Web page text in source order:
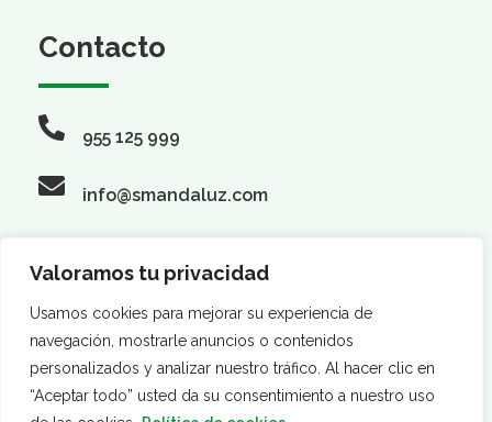
Valoramos tu privacidad
Usamos cookies para mejorar su experiencia de
navegación, mostrarle anuncios o contenidos
personalizados y analizar nuestro tráfico. Al hacer clic en
“Aceptar todo” usted da su consentimiento a nuestro uso
Contacto
955 125 999
info@smandaluz.com
Síguenos